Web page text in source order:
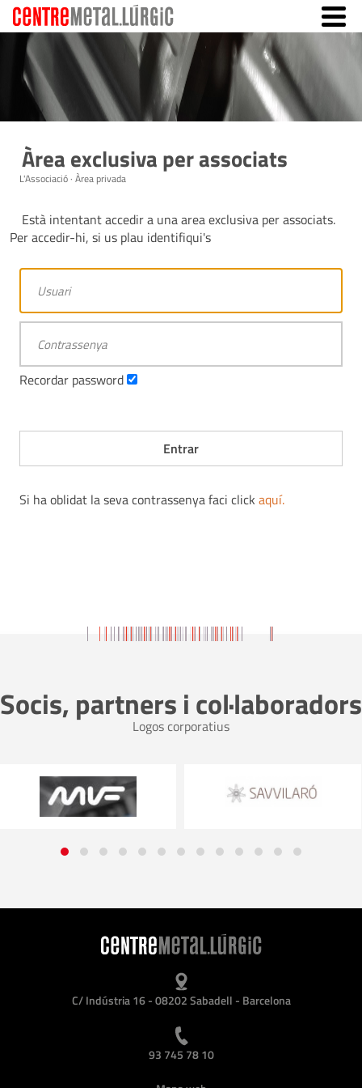
Àrea exclusiva per associats
L'Associació · Àrea privada
Està intentant accedir a una area exclusiva per associats.
Per accedir-hi, si us plau identifiqui's
Recordar password
Si ha oblidat la seva contrassenya faci click aquí.
Socis, partners i col·laboradors
Logos corporatius
C/ Indústria 16 - 08202 Sabadell - Barcelona
93 745 78 10